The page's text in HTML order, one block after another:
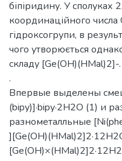
біпіридину. У сполуках
координаційного числа
гідроксогрупи, в
чого утворюється
складу [Ge(OH)(HMal)2]-.
.
Впервые выделены
(bipy)]·bipy·2H2O (1) и
разнометалльные
[Ge(OH)×(HMal)2]2·12H2